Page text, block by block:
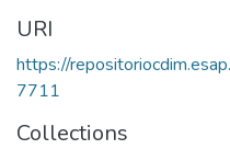
URI
https://
7711
Collections